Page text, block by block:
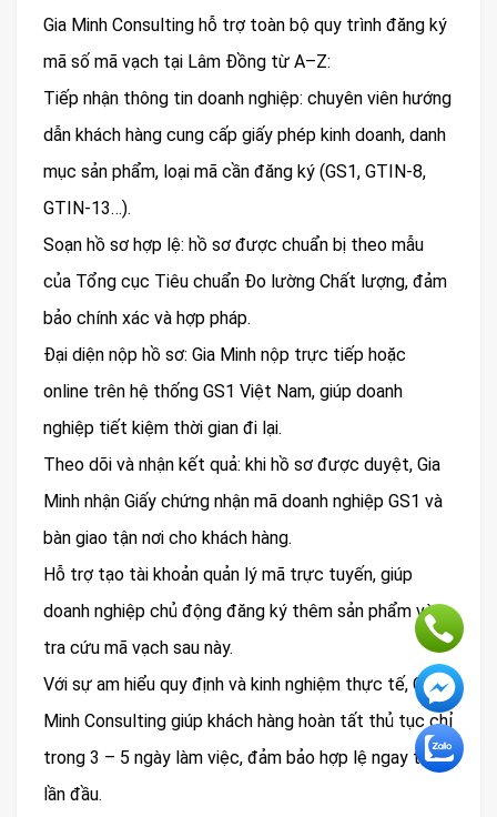
Gia Minh Consulting hỗ trợ toàn bộ quy trình đăng ký
mã số mã vạch tại Lâm Đồng từ A–Z:
Tiếp nhận thông tin doanh nghiệp: chuyên viên hướng
dẫn khách hàng cung cấp giấy phép kinh doanh, danh
mục sản phẩm, loại mã cần đăng ký (GS1, GTIN-8,
GTIN-13…).
Soạn hồ sơ hợp lệ: hồ sơ được chuẩn bị theo mẫu
của Tổng cục Tiêu chuẩn Đo lường Chất lượng, đảm
bảo chính xác và hợp pháp.
Đại diện nộp hồ sơ: Gia Minh nộp trực tiếp hoặc
online trên hệ thống GS1 Việt Nam, giúp doanh
nghiệp tiết kiệm thời gian đi lại.
Theo dõi và nhận kết quả: khi hồ sơ được duyệt, Gia
Minh nhận Giấy chứng nhận mã doanh nghiệp GS1 và
bàn giao tận nơi cho khách hàng.
Hỗ trợ tạo tài khoản quản lý mã trực tuyến, giúp
doanh nghiệp chủ động đăng ký thêm sản phẩm và
tra cứu mã vạch sau này.
Với sự am hiểu quy định và kinh nghiệm thực tế, Gia
Minh Consulting giúp khách hàng hoàn tất thủ tục chỉ
trong 3 – 5 ngày làm việc, đảm bảo hợp lệ ngay từ
lần đầu.